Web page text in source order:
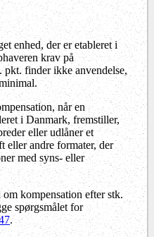
enhed, der er etableret i
krav på
finder ikke anvendelse,
når en
i Danmark, fremstiller,
eller udlåner et
andre formater, der
med syns- eller
kompensation efter stk.
spørgsmålet for
.